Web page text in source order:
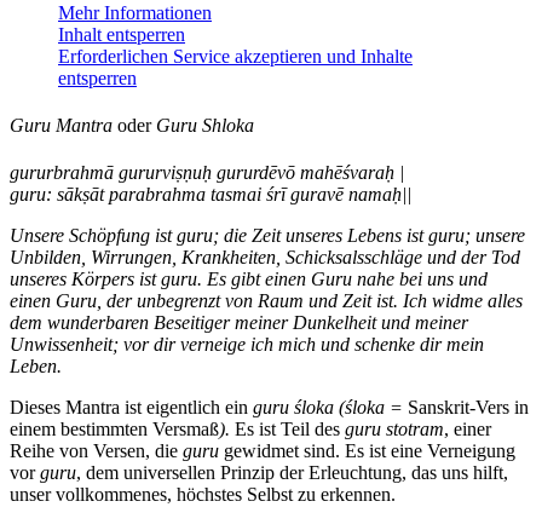
Mehr Informationen
Inhalt entsperren
Erforderlichen Service akzeptieren und Inhalte
entsperren
Guru Mantra oder Guru Shloka
gururbrahmā gururviṣṇuḥ gururdēvō mahēśvaraḥ |
guru: sākṣāt parabrahma tasmai śrī guravē namaḥ||
Unsere Schöpfung ist guru; die Zeit unseres Lebens ist guru; unsere
Unbilden, Wirrungen, Krankheiten, Schicksalsschläge und der Tod
unseres Körpers ist guru. Es gibt einen Guru nahe bei uns und
einen Guru, der unbegrenzt von Raum und Zeit ist. Ich widme alles
dem wunderbaren Beseitiger meiner Dunkelheit und meiner
Unwissenheit; vor dir verneige ich mich und schenke dir mein
Leben.
Dieses Mantra ist eigentlich ein guru śloka (śloka = Sanskrit-Vers in
einem bestimmten Versmaß). Es ist Teil des guru stotram, einer
Reihe von Versen, die guru gewidmet sind. Es ist eine Verneigung
vorguru, dem universellen Prinzip der Erleuchtung, das uns hilft,
unser vollkommenes, höchstes Selbst zu erkennen.